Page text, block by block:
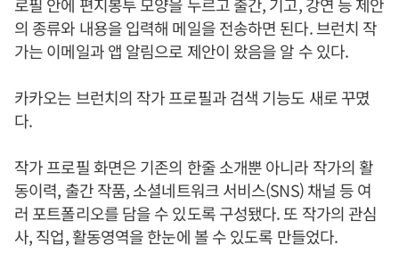
의 종류와 내용을 입력해 메일을 전송하면 된다. 브런치 작
가는 이메일과 앱 알림으로 제안이 왔음을 알 수 있다.
카카오는 브런치의 작가 프로필과 검색 기능도 새로 꾸몄
다.
작가 프로필 화면은 기존의 한줄 소개뿐 아니라 작가의 활
동이력, 출간 작품, 소셜네트워크 서비스(SNS) 채널 등 여
러 포트폴리오를 담을 수 있도록 구성됐다. 또 작가의 관심
사, 직업, 활동영역을 한눈에 볼 수 있도록 만들었다.